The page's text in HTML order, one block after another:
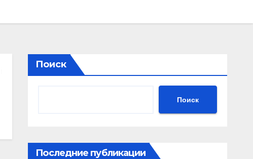
Поиск
Поиск
Последние публикации